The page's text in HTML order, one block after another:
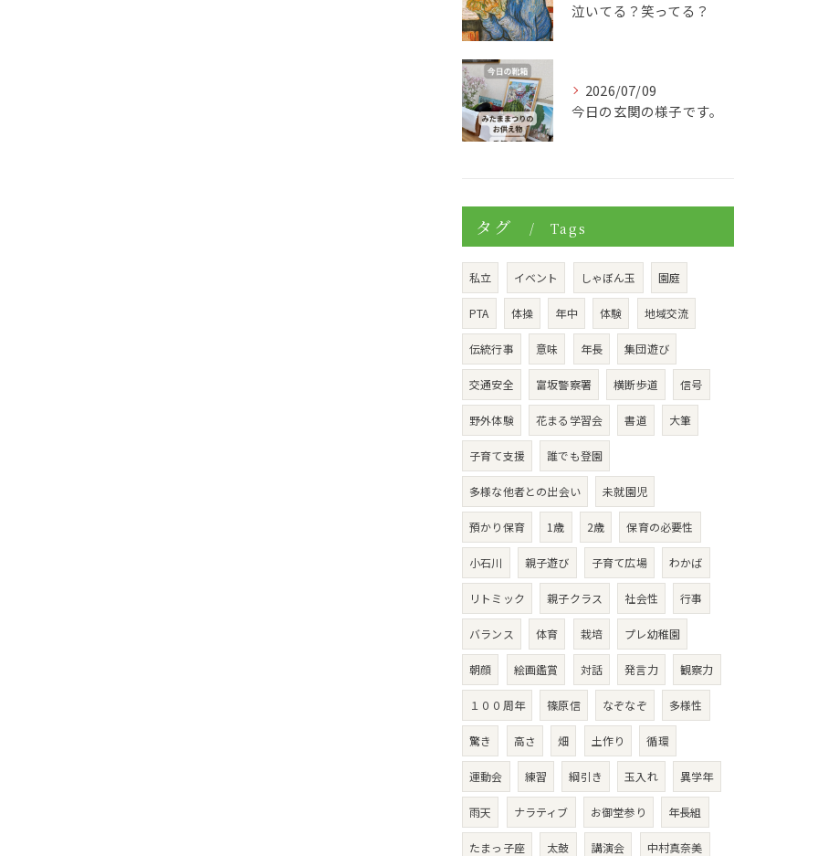
泣いてる？笑ってる？
2026/07/09
今日の玄関の様子です。
タグ Tags
私立 イベント しゃぼん玉 園庭
PTA 体操 年中 体験 地域交流
伝統行事 意味 年長 集団遊び
交通安全 富坂警察署 横断歩道 信号
野外体験 花まる学習会 書道 大筆
子育て支援 誰でも登園
多様な他者との出会い 未就園児
預かり保育 1歳 2歳 保育の必要性
小石川 親子遊び 子育て広場 わかば
リトミック 親子クラス 社会性 行事
バランス 体育 栽培 プレ幼稚園
朝顔 絵画鑑賞 対話 発言力 観察力
１００周年 篠原信 なぞなぞ 多様性
驚き 高さ 畑 土作り 循環
運動会 練習 綱引き 玉入れ 異学年
雨天 ナラティブ お御堂参り 年長組
たまっ子座 太鼓 講演会 中村真奈美